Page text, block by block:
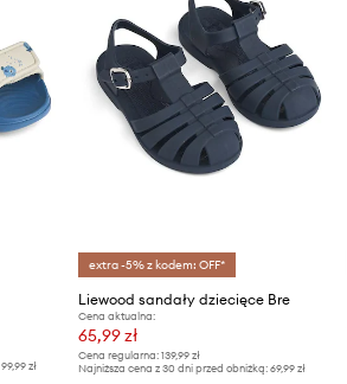
99,99 zł
extra -5% z kodem: OFF*
Liewood sandały dziecięce Bre
Cena aktualna:
65,99 zł
Cena regularna: 139,99 zł
Najniższa cena z 30 dni przed obniżką: 69,99 zł